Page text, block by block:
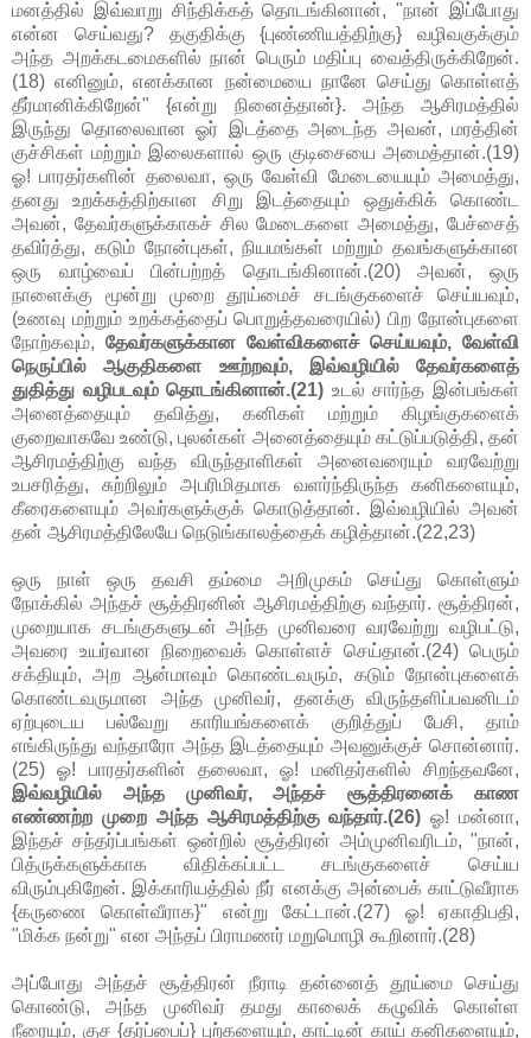
மனத்தில் இவ்வாறு சிந்திக்கத் தொடங்கினான், "நான் இப்போது
என்ன செய்வது? தகுதிக்கு {புண்ணியத்திற்கு} வழிவகுக்கும்
அந்த அறக்கடமைகளில் நான் பெரும் மதிப்பு வைத்திருக்கிறேன்.
(18) எனினும், எனக்கான நன்மையை நானே செய்து கொள்ளத்
தீர்மானிக்கிறேன்" {என்று நினைத்தான்}. அந்த ஆசிரமத்தில்
இருந்து தொலைவான ஓர் இடத்தை அடைந்த அவன், மரத்தின்
குச்சிகள் மற்றும் இலைகளால் ஒரு குடிசையை அமைத்தான்.(19)
ஓ! பாரதர்களின் தலைவா, ஒரு வேள்வி மேடையையும் அமைத்து,
தனது உறக்கத்திற்கான சிறு இடத்தையும் ஒதுக்கிக் கொண்ட
அவன், தேவர்களுக்காகச் சில மேடைகளை அமைத்து, பேச்சைத்
தவிர்த்து, கடும் நோன்புகள், நியமங்கள் மற்றும் தவங்களுக்கான
ஒரு வாழ்வைப் பின்பற்றத் தொடங்கினான்.(20) அவன், ஒரு
நாளைக்கு மூன்று முறை தூய்மைச் சடங்குகளைச் செய்யவும்,
(உணவு மற்றும் உறக்கத்தைப் பொறுத்தவரையில்) பிற நோன்புகளை
நோற்கவும், தேவர்களுக்கான வேள்விகளைச் செய்யவும், வேள்வி
நெருப்பில் ஆகுதிகளை ஊற்றவும், இவ்வழியில் தேவர்களைத்
துதித்து வழிபடவும் தொடங்கினான்.(21) உடல் சார்ந்த இன்பங்கள்
அனைத்தையும் தவித்து, கனிகள் மற்றும் கிழங்குகளைக்
குறைவாகவே உண்டு, புலன்கள் அனைத்தையும் கட்டுப்படுத்தி, தன்
ஆசிரமத்திற்கு வந்த விருந்தாளிகள் அனைவரையும் வரவேற்று
உபசரித்து, சுற்றிலும் அபரிமிதமாக வளர்ந்திருந்த கனிகளையும்,
கீரைகளையும் அவர்களுக்குக் கொடுத்தான். இவ்வழியில் அவன்
தன் ஆசிரமத்திலேயே நெடுங்காலத்தைக் கழித்தான்.(22,23)
ஒரு நாள் ஒரு தவசி தம்மை அறிமுகம் செய்து கொள்ளும்
நோக்கில் அந்தச் சூத்திரனின் ஆசிரமத்திற்கு வந்தார். சூத்திரன்,
முறையாக சடங்குகளுடன் அந்த முனிவரை வரவேற்று வழிபட்டு,
அவரை உயர்வான நிறைவைக் கொள்ளச் செய்தான்.(24) பெரும்
சக்தியும், அற ஆன்மாவும் கொண்டவரும், கடும் நோன்புகளைக்
கொண்டவருமான அந்த முனிவர், தனக்கு விருந்தளிப்பவனிடம்
ஏற்புடைய பல்வேறு காரியங்களைக் குறித்துப் பேசி, தாம்
எங்கிருந்து வந்தாரோ அந்த இடத்தையும் அவனுக்குச் சொன்னார்.
(25) ஓ! பாரதர்களின் தலைவா, ஓ! மனிதர்களில் சிறந்தவனே,
இவ்வழியில் அந்த முனிவர், அந்தச் சூத்திரனைக் காண
எண்ணற்ற முறை அந்த ஆசிரமத்திற்கு வந்தார்.(26) ஓ! மன்னா,
இந்தச் சந்தர்ப்பங்கள் ஒன்றில் சூத்திரன் அம்முனிவரிடம், "நான்,
பித்ருக்களுக்காக விதிக்கப்பட்ட சடங்குகளைச் செய்ய
விரும்புகிறேன். இக்காரியத்தில் நீர் எனக்கு அன்பைக் காட்டுவீராக
{கருணை கொள்வீராக}" என்று கேட்டான்.(27) ஓ! ஏகாதிபதி,
"மிக்க நன்று" என அந்தப் பிராமணர் மறுமொழி கூறினார்.(28)
அப்போது அந்தச் சூத்திரன் நீராடி தன்னைத் தூய்மை செய்து
கொண்டு, அந்த முனிவர் தமது காலைக் கழுவிக் கொள்ள
நீரையும், குச {தர்ப்பைப்} புற்களையும், காட்டின் காய் கனிகளையும்,